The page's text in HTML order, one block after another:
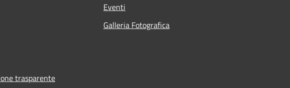
Eventi
Galleria Fotografica
trasparente